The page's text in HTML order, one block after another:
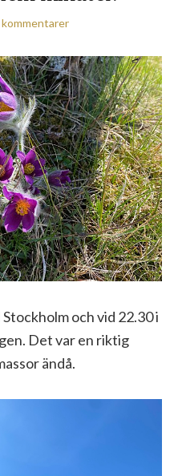
kommentarer
och vid 22.30 i
Det var en riktig
ändå.